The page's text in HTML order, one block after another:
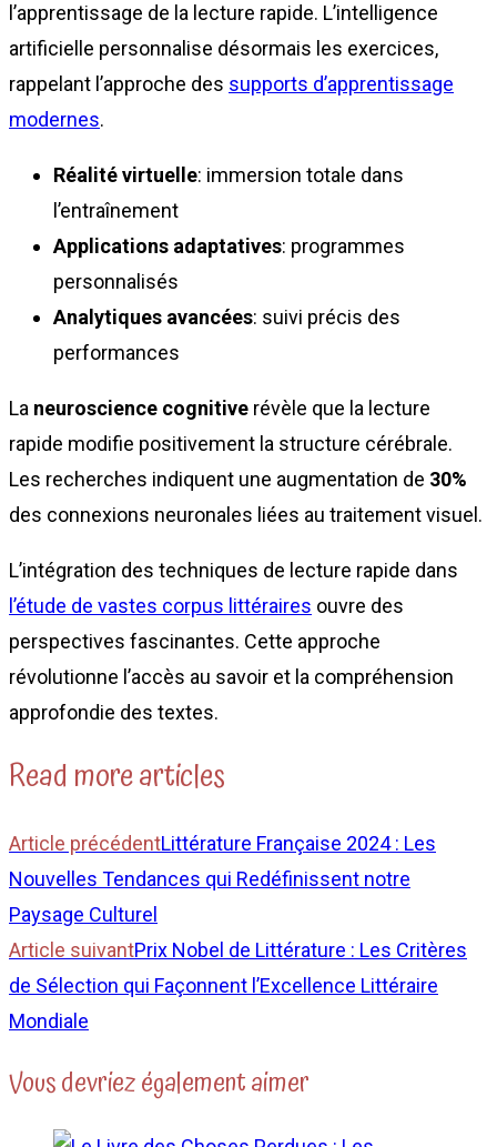
l’apprentissage de la lecture rapide. L’intelligence
artificielle personnalise désormais les exercices,
rappelant l’approche des supports d’apprentissage
modernes.
Réalité virtuelle: immersion totale dans
l’entraînement
Applications adaptatives: programmes
personnalisés
Analytiques avancées: suivi précis des
performances
La neuroscience cognitive révèle que la lecture
rapide modifie positivement la structure cérébrale.
Les recherches indiquent une augmentation de 30%
des connexions neuronales liées au traitement visuel.
L’intégration des techniques de lecture rapide dans
l’étude de vastes corpus littéraires ouvre des
perspectives fascinantes. Cette approche
révolutionne l’accès au savoir et la compréhension
approfondie des textes.
Read more articles
Article précédentLittérature Française 2024 : Les
Nouvelles Tendances qui Redéfinissent notre
Paysage Culturel
Article suivantPrix Nobel de Littérature : Les Critères
de Sélection qui Façonnent l’Excellence Littéraire
Mondiale
Vous devriez également aimer